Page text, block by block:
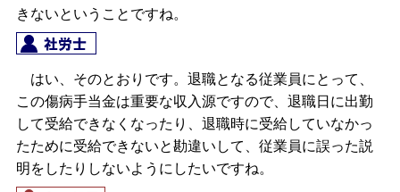
きないということですね。
はい、そのとおりです。退職となる従業員にとって、
この傷病手当金は重要な収入源ですので、退職日に出勤
して受給できなくなったり、退職時に受給していなかっ
たために受給できないと勘違いして、従業員に誤った説
明をしたりしないようにしたいですね。